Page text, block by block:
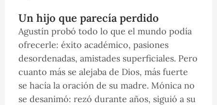
Un hijo que parecía perdido
Agustín probó todo lo que el mundo podía
ofrecerle: éxito académico, pasiones
desordenadas, amistades superficiales. Pero
cuanto más se alejaba de Dios, más fuerte
se hacía la oración de su madre. Mónica no
se desanimó: rezó durante años, siguió a su